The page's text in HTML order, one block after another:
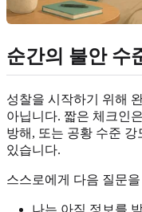
순간의 불안 수
성찰을 시작하기 위해
아닙니다. 짧은 체크인
방해, 또는 공황 수준
있습니다.
스스로에게 다음 질문